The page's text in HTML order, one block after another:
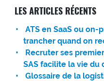
LES ARTICLES RÉCENTS
ATS en SaaS ou
trancher quand on
Recruter ses
SAS facilite la vie du
Glossaire de la